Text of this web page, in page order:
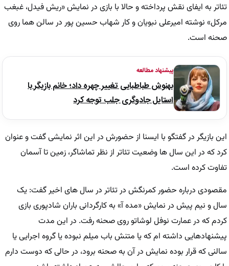
تئاتر به ایفای نقش پرداخته و حالا با بازی در نمایش «ریش فیدل، غبغب
مرکل» نوشته امیرعلی نبویان و کار شهاب حسین پور در سالن هما روی
صحنه است.
پیشنهاد مطالعه
بهنوش طباطبایی تغییر چهره داد؛ خانم بازیگر با
استایل جادوگری جلب توجه کرد
این بازیگر در گفتگو با ایسنا از حضورش در این اثر نمایشی گفت و عنوان
کرد که در این سال ها وضعیت تئاتر از نظر تماشاگر، زمین تا آسمان
تفاوت کرده است.
مقصودی درباره حضور کمرنگش در تئاتر در سال های اخیر گفت: یک
سال و نیم پیش در نمایش «مده آ» به کارگردانی باران شادپوری بازی
کردم که در عمارت نوفل لوشاتو روی صحنه رفت. در این مدت
پیشنهادهایی داشته ام که یا متنش باب میلم نبوده یا گروه اجرایی یا
سالنی که قرار بوده نمایش در آن به صحنه برود، در حالی که دوست دارم